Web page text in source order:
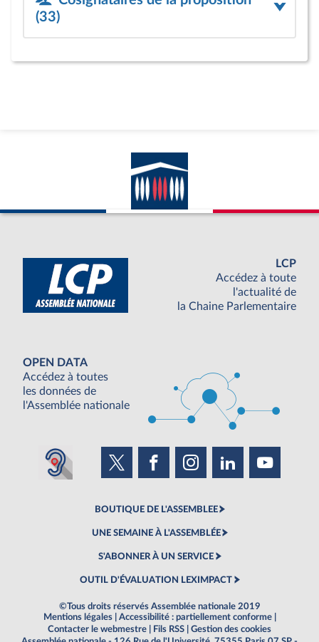
(33)
LCP
Accédez à toute
l'actualité de
la Chaine Parlementaire
OPEN DATA
Accédez à toutes
les données de
l'Assemblée nationale
BOUTIQUE DE L'ASSEMBLEE
UNE SEMAINE À L'ASSEMBLÉE
S'ABONNER À UN SERVICE
OUTIL D'ÉVALUATION LEXIMPACT
©Tous droits réservés Assemblée nationale 2019
Mentions légales
Accessibilité : partiellement conforme
Contacter le webmestre
Fils RSS
Gestion des cookies